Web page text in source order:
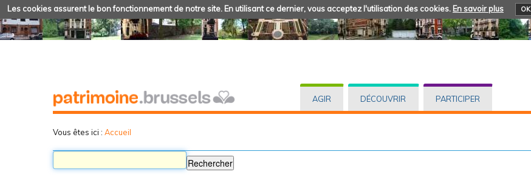
Les cookies assurent le bon fonctionnement de notre site. En utilisant ce dernier, vous acceptez l'utilisation des cookies. En savoir plus OK
AGIR DÉCOUVRIR PARTICIPER
Vous êtes ici : Accueil